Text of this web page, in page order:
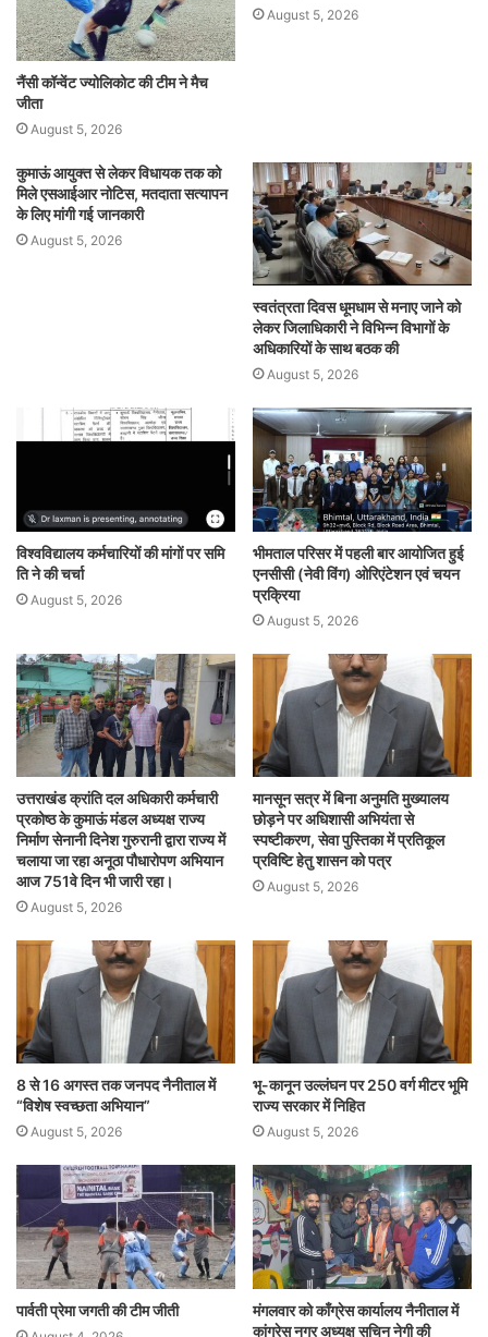
नैंसी कॉन्वेंट ज्योलिकोट की टीम ने मैच
जीता
August 5, 2026
August 5, 2026
कुमाऊं आयुक्त से लेकर विधायक तक को
मिले एसआईआर नोटिस, मतदाता सत्यापन
के लिए मांगी गई जानकारी
August 5, 2026
स्वतंत्रता दिवस धूमधाम से मनाए जाने को
लेकर जिलाधिकारी ने विभिन्न विभागों के
अधिकारियों के साथ बठक की
August 5, 2026
विश्वविद्यालय कर्मचारियों की मांगों पर समि
ति ने की चर्चा
August 5, 2026
भीमताल परिसर में पहली बार आयोजित हुई
एनसीसी (नेवी विंग) ओरिएंटेशन एवं चयन
प्रक्रिया
August 5, 2026
उत्तराखंड क्रांति दल अधिकारी कर्मचारी
प्रकोष्ठ के कुमाऊं मंडल अध्यक्ष राज्य
निर्माण सेनानी दिनेश गुरुरानी द्वारा राज्य में
चलाया जा रहा अनूठा पौधारोपण अभियान
आज 751वे दिन भी जारी रहा।
August 5, 2026
मानसून सत्र में बिना अनुमति मुख्यालय
छोड़ने पर अधिशासी अभियंता से
स्पष्टीकरण, सेवा पुस्तिका में प्रतिकूल
प्रविष्टि हेतु शासन को पत्र
August 5, 2026
8 से 16 अगस्त तक जनपद नैनीताल में
“विशेष स्वच्छता अभियान”
August 5, 2026
भू-कानून उल्लंघन पर 250 वर्ग मीटर भूमि
राज्य सरकार में निहित
August 5, 2026
पार्वती प्रेमा जगती की टीम जीती
मंगलवार को काँग्रेस कार्यालय नैनीताल में
कांग्रेस नगर अध्यक्ष सचिन नेगी की